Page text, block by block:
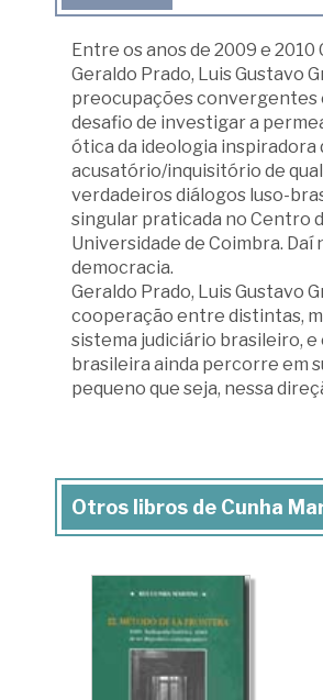
Entre os anos de 2009 e
Geraldo Prado, Luis Gustavo
preocupações convergentes
desafio de investigar a
ótica da ideologia
acusatório/inquisitório de
verdadeiros diálogos luso-
singular praticada no Centro
Universidade de Coimbra.
democracia.
Geraldo Prado, Luis Gustavo
cooperação entre distintas,
sistema judiciário brasileiro,
brasileira ainda percorre em
pequeno que seja, nessa
Otros libros de Cunha